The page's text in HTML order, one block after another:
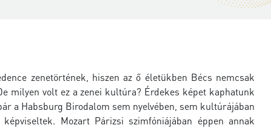
zenetörtének, hiszen az ő életükben Bécs nemcsak
milyen volt ez a zenei kultúra? Érdekes képet kaphatunk
a Habsburg Birodalom sem nyelvében, sem kultúrájában
Mozart Párizsi szimfóniájában éppen annak